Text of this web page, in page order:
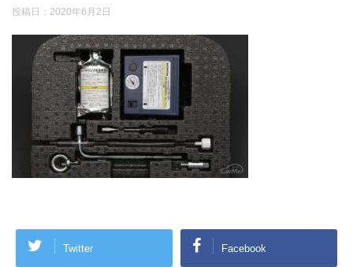
投稿日： 2020年6月2日
Twitter Facebook